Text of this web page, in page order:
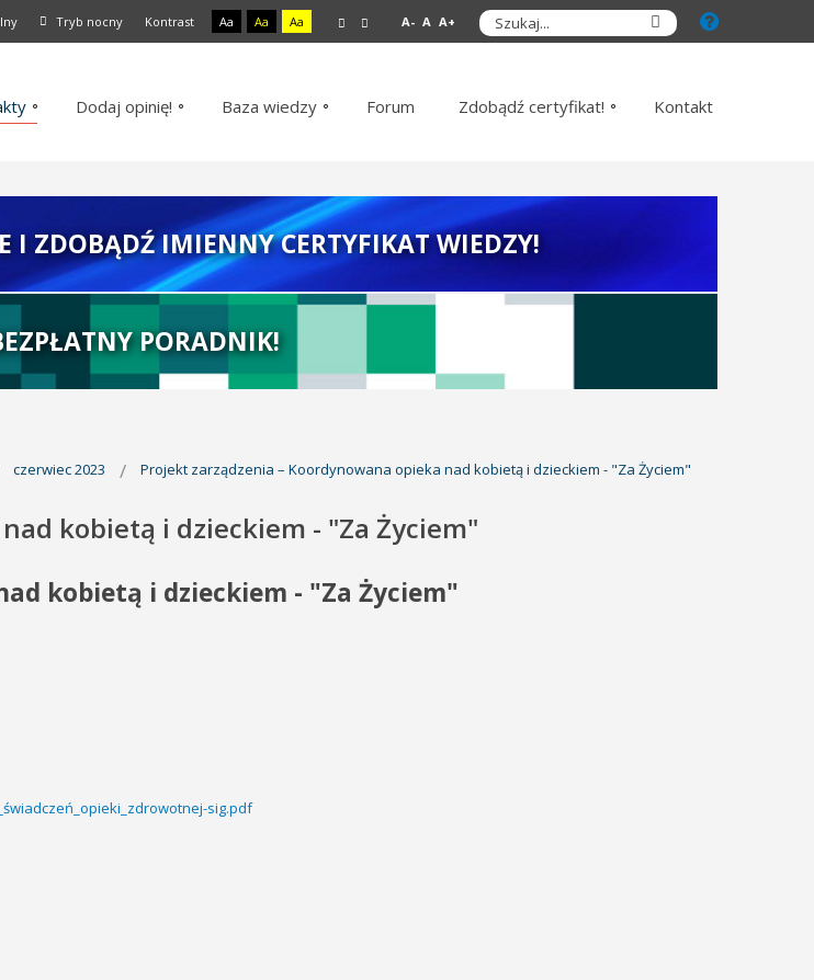
Tryb nocny Kontrast Aa Aa Aa A- A A+
Dodaj opinię! Baza wiedzy Forum Zdobądź certyfikat! Kontakt
I ZDOBĄDŹ IMIENNY CERTYFIKAT WIEDZY!
PORADNIK!
czerwiec 2023 Projekt zarządzenia – Koordynowana opieka nad kobietą i dzieckiem - "Za Życiem"
kobietą i dzieckiem - "Za Życiem"
kobietą i dzieckiem - "Za Życiem"
sig.pdf